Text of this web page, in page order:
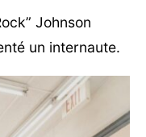
Johnson
un internaute.